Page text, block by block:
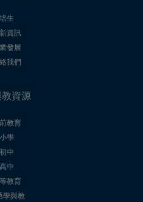
培生
資訊
發展
我們
資源
教育
小學
初中
高中
教育
學與教